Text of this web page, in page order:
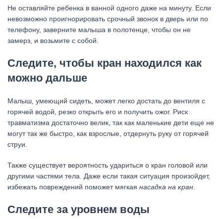
Не оставляйте ребенка в ванной одного даже на минуту. Если
невозможно проигнорировать срочный звонок в дверь или по
телефону, заверните малыша в полотенце, чтобы он не
замерз, и возьмите с собой.
Следите, чтобы кран находился как
можно дальше
Малыш, умеющий сидеть, может легко достать до вентиля с
горячей водой, резко открыть его и получить ожог. Риск
травматизма достаточно велик, так как маленькие дети еще не
могут так же быстро, как взрослые, отдернуть руку от горячей
струи.
Также существует вероятность удариться о кран головой или
другими частями тела. Даже если такая ситуация произойдет,
избежать повреждений поможет мягкая насадка на кран
Следите за уровнем воды